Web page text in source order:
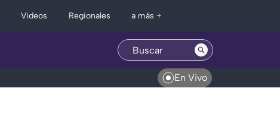
Videos Regionales a más +
En Vivo